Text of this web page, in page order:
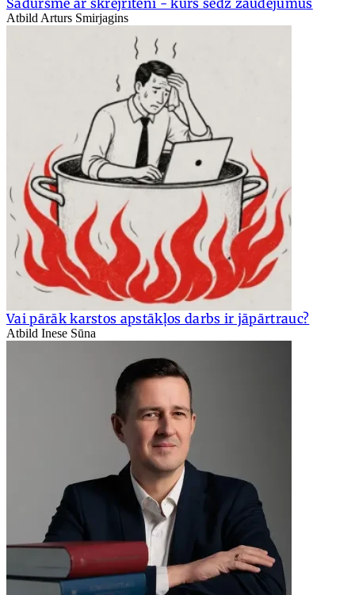
Atbild Arturs Smirjagins
Vai pārāk karstos apstākļos darbs ir jāpārtrauc?
Atbild Inese Sūna